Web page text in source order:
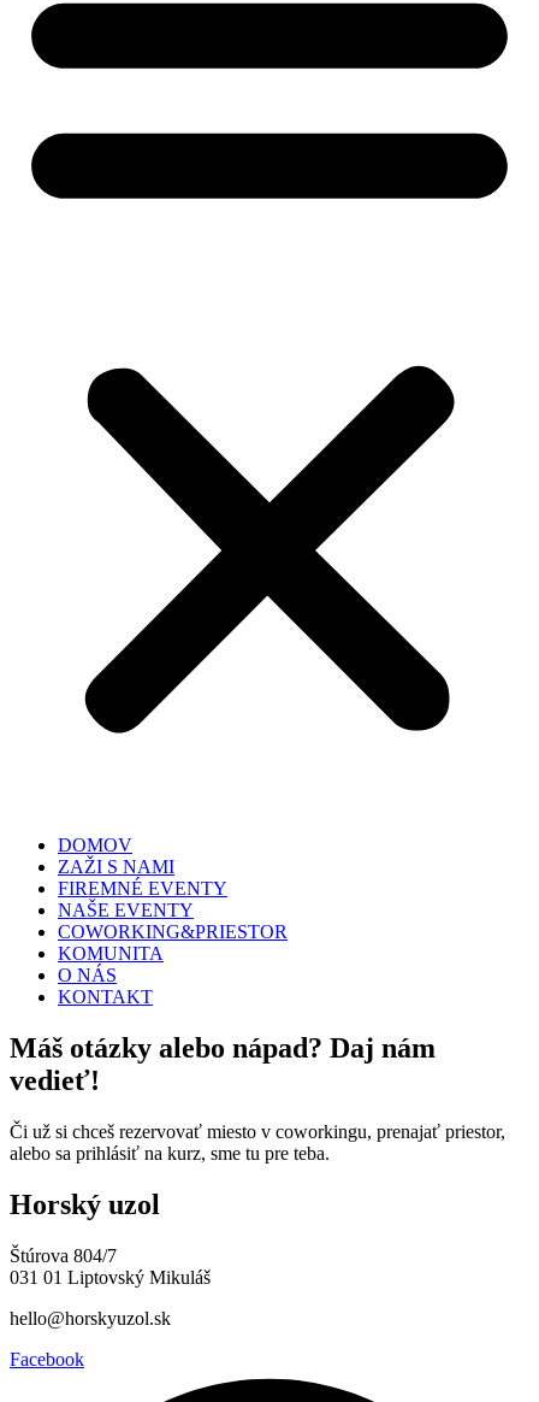
DOMOV
ZAŽI S NAMI
FIREMNÉ EVENTY
NAŠE EVENTY
COWORKING&PRIESTOR
KOMUNITA
O NÁS
KONTAKT
Máš otázky alebo nápad? Daj nám
vedieť!
Či už si chceš rezervovať miesto v coworkingu, prenajať priestor,
alebo sa prihlásiť na kurz, sme tu pre teba.
Horský uzol
Štúrova 804/7
031 01 Liptovský Mikuláš
hello@horskyuzol.sk
Facebook